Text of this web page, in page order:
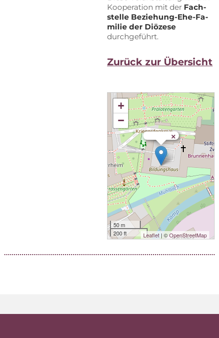
Ko­ope­ra­ti­on mit der Fach­
stel­le Be­zie­hung-Ehe-Fa­
mi­lie der Diö­ze­se
durchgeführt.
Zu­rück zur Übersicht
×
+
−
50 m
200 ft
Leaflet | ©OpenStreetMap